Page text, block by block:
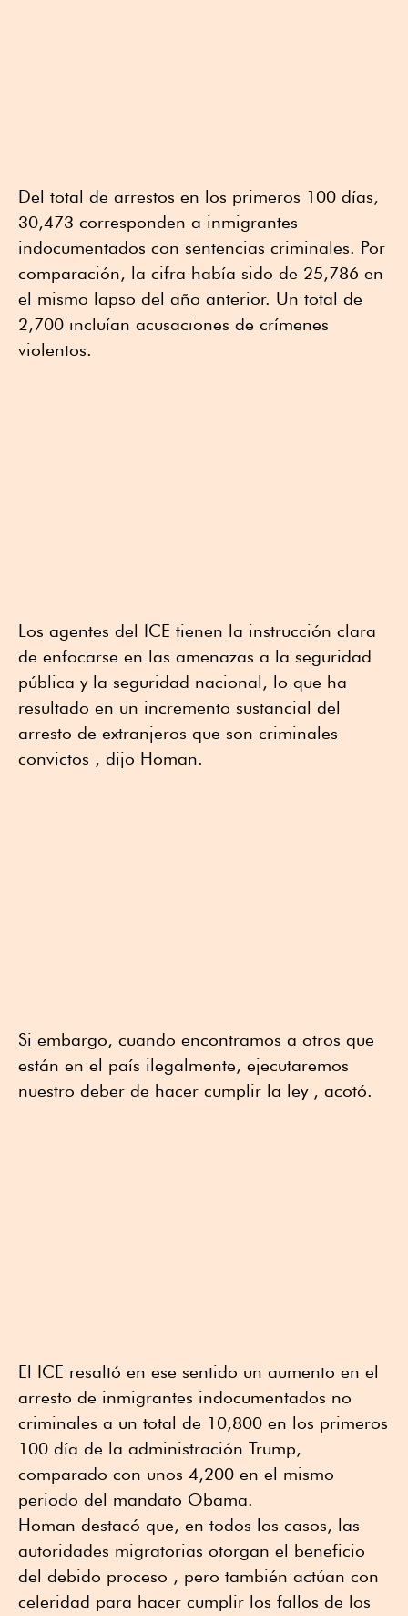
Del total de arrestos en los primeros 100 días,
30,473 corresponden a inmigrantes
indocumentados con sentencias criminales. Por
comparación, la cifra había sido de 25,786 en
el mismo lapso del año anterior. Un total de
2,700 incluían acusaciones de crímenes
violentos.
Los agentes del ICE tienen la instrucción clara
de enfocarse en las amenazas a la seguridad
pública y la seguridad nacional, lo que ha
resultado en un incremento sustancial del
arresto de extranjeros que son criminales
convictos , dijo Homan.
Si embargo, cuando encontramos a otros que
están en el país ilegalmente, ejecutaremos
nuestro deber de hacer cumplir la ley , acotó.
El ICE resaltó en ese sentido un aumento en el
arresto de inmigrantes indocumentados no
criminales a un total de 10,800 en los primeros
100 día de la administración Trump,
comparado con unos 4,200 en el mismo
periodo del mandato Obama.
Homan destacó que, en todos los casos, las
autoridades migratorias otorgan el beneficio
del debido proceso , pero también actúan con
celeridad para hacer cumplir los fallos de los